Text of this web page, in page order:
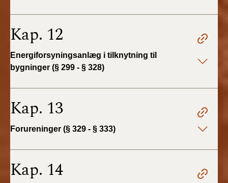
Kap. 12
Energiforsyningsanlæg i tilknytning til
bygninger (§ 299 - § 328)
Kap. 13
Forureninger (§ 329 - § 333)
Kap. 14